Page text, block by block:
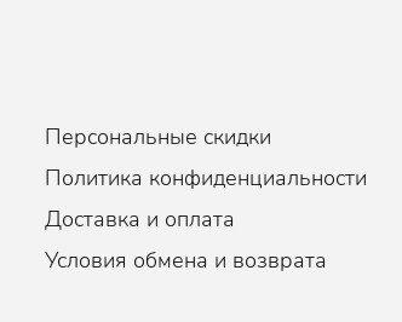
Персональные скидки
Политика конфиденциальности
Доставка и оплата
Условия обмена и возврата